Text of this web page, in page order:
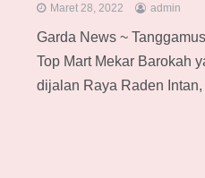
Maret 28, 2022 admin
Garda News ~
Top Mart Mekar Barokah
dijalan Raya Raden Intan,